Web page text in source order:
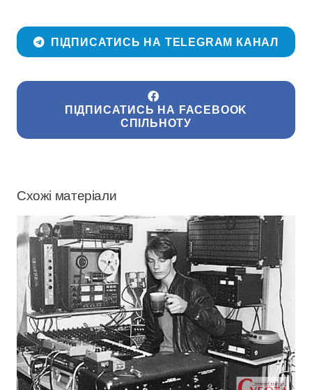
ПІДПИСАТИСЬ НА TELEGRAM КАНАЛ
ПІДПИСАТИСЬ НА FACEBOOK
СПІЛЬНОТУ
Схожі матеріали